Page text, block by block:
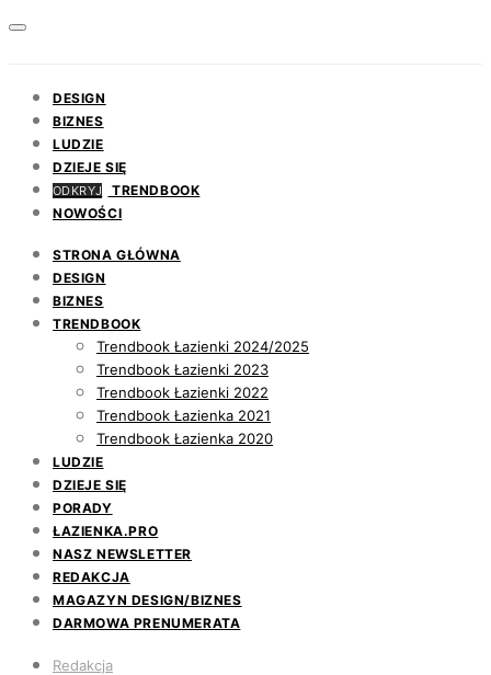
DESIGN
BIZNES
LUDZIE
DZIEJE SIĘ
ODKRYJ
TRENDBOOK
NOWOŚCI
STRONA GŁÓWNA
DESIGN
BIZNES
TRENDBOOK
Trendbook Łazienki 2024/2025
Trendbook Łazienki 2023
Trendbook Łazienki 2022
Trendbook Łazienka 2021
Trendbook Łazienka 2020
LUDZIE
DZIEJE SIĘ
PORADY
ŁAZIENKA.PRO
NASZ NEWSLETTER
REDAKCJA
MAGAZYN DESIGN/BIZNES
DARMOWA PRENUMERATA
Redakcja